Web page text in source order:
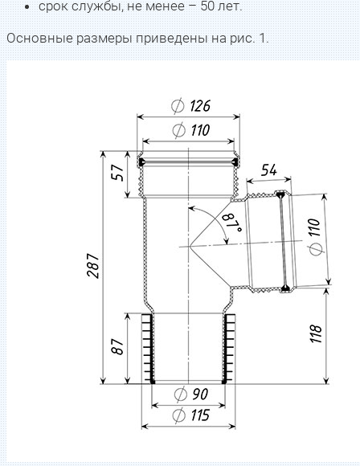
срок службы, не менее – 50 лет.
Основные размеры приведены на рис. 1.